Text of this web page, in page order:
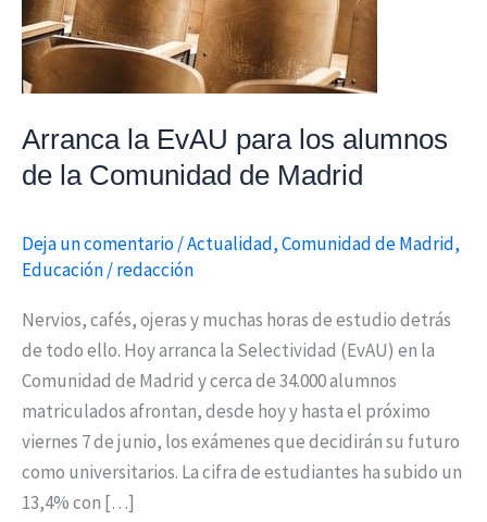
Arranca la EvAU para los alumnos
de la Comunidad de Madrid
Deja un comentario/Actualidad,Comunidad de Madrid,
Educación/redacción
Nervios, cafés, ojeras y muchas horas de estudio detrás
de todo ello. Hoy arranca la Selectividad (EvAU) en la
Comunidad de Madrid y cerca de 34.000 alumnos
matriculados afrontan, desde hoy y hasta el próximo
viernes 7 de junio, los exámenes que decidirán su futuro
como universitarios. La cifra de estudiantes ha subido un
13,4% con […]
Comunidad
de
Madrid